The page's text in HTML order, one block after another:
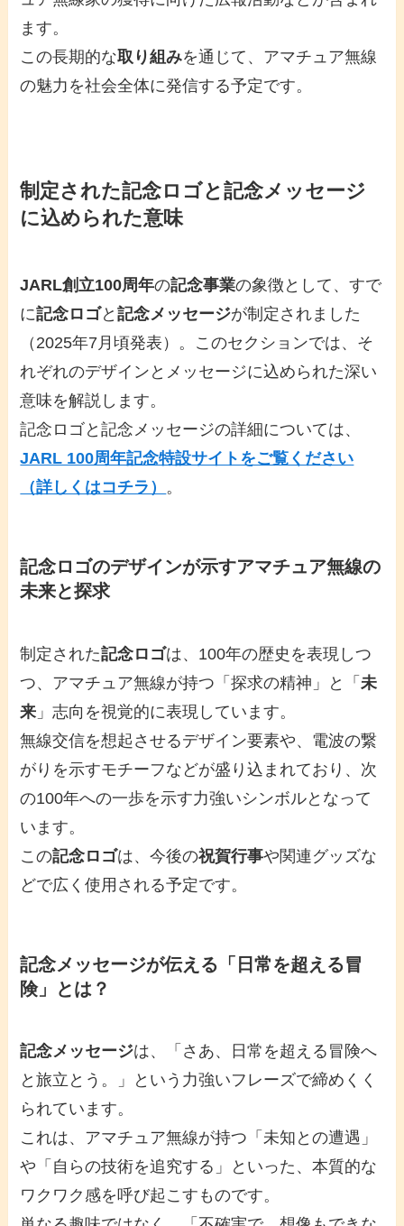
ます。
この長期的な取り組みを通じて、アマチュア無線
の魅力を社会全体に発信する予定です。
制定された記念ロゴと記念メッセージ
に込められた意味
JARL創立100周年の記念事業の象徴として、すで
に記念ロゴと記念メッセージが制定されました
（2025年7月頃発表）。このセクションでは、そ
れぞれのデザインとメッセージに込められた深い
意味を解説します。
記念ロゴと記念メッセージの詳細については、
JARL 100周年記念特設サイトをご覧ください
（詳しくはコチラ） 。
記念ロゴのデザインが示すアマチュア無線の
未来と探求
制定された記念ロゴは、100年の歴史を表現しつ
つ、アマチュア無線が持つ「探求の精神」と「 未
来 」志向を視覚的に表現しています。
無線交信を想起させるデザイン要素や、電波の繋
がりを示すモチーフなどが盛り込まれており、次
の100年への一歩を示す力強いシンボルとなって
います。
この記念ロゴは、今後の祝賀行事や関連グッズな
どで広く使用される予定です。
記念メッセージが伝える「日常を超える冒
険」とは？
記念メッセージは、「さあ、日常を超える冒険へ
と旅立とう。」という力強いフレーズで締めくく
られています。
これは、アマチュア無線が持つ「未知との遭遇」
や「自らの技術を追究する」といった、本質的な
ワクワク感を呼び起こすものです。